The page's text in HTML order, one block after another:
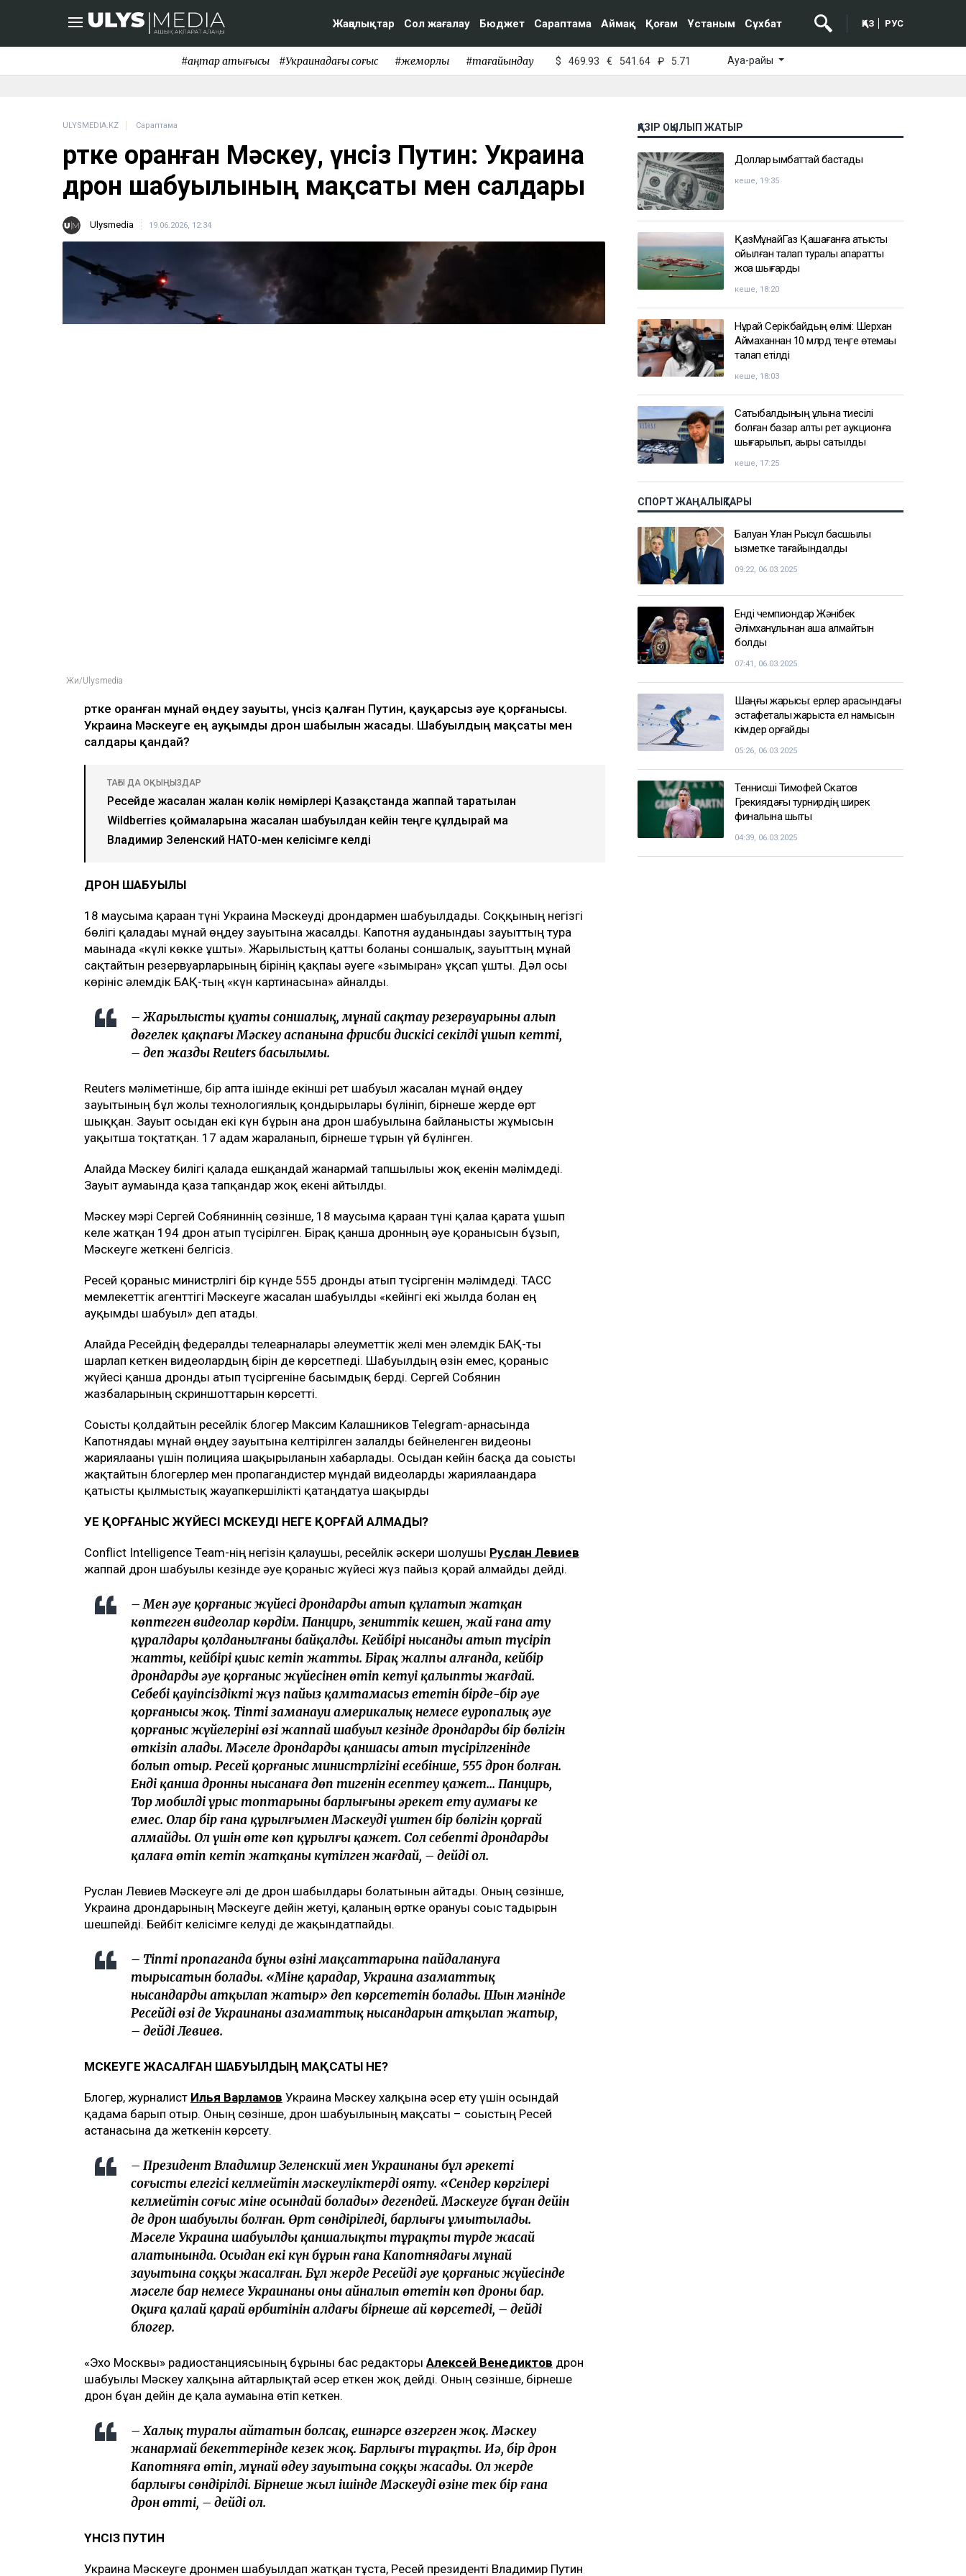
Жаңалықтар Сол жағалау Бюджет Сараптама Аймақ Қоғам Ұстаным Сұхбат ҚАЗ РУС
#қаңтар қақтығысы #Украинадағы соғыс #жемқорлық #тағайындау $ 469.93 € 541.64 ₽ 5.71 Ауа-райы
ULYSMEDIA.KZ Сараптама
Өртке оранған Мәскеу, үнсіз Путин: Украина
дрон шабуылының мақсаты мен салдары
Ulysmedia 19.06.2026, 12:34
Жи/Ulysmedia
Өртке оранған мұнай өңдеу зауыты, үнсіз қалған Путин, қауқарсыз әуе қорғанысы.
Украина Мәскеуге ең ауқымды дрон шабылын жасады. Шабуылдың мақсаты мен
салдары қандай?
ТАҒЫ ДА ОҚЫҢЫЗДАР
Ресейде жасалған жалған көлік нөмірлері Қазақстанда жаппай таратылған
Wildberries қоймаларына жасалған шабуылдан кейін теңге құлдырай ма
Владимир Зеленский НАТО-мен келісімге келді
ДРОН ШАБУЫЛЫ
18 маусымға қараған түні Украина Мәскеуді дрондармен шабуылдады. Соққының негізгі
бөлігі қаладағы мұнай өңдеу зауытына жасалды. Капотня ауданындағы зауыттың тура
мағынада «күлі көкке ұшты». Жарылыстың қатты болғаны соншалық, зауыттың мұнай
сақтайтын резервуарларының бірінің қақпағы әуеге «зымыран» ұқсап ұшты. Дәл осы
көрініс әлемдік БАҚ-тың «күн картинасына» айналды.
– Жарылыстың қуаты соншалық, мұнай сақтау резервуарының алып
дөңгелек қақпағы Мәскеу аспанына фрисби дискісі секілді ұшып кетті,
– деп жазды Reuters басылымы.
Reuters мәліметінше, бір апта ішінде екінші рет шабуыл жасалған мұнай өңдеу
зауытының бұл жолы технологиялық қондырғылары бүлініп, бірнеше жерде өрт
шыққан. Зауыт осыдан екі күн бұрын ғана дрон шабуылына байланысты жұмысын
уақытша тоқтатқан. 17 адам жараланып, бірнеше тұрғын үй бүлінген.
Алайда Мәскеу билігі қалада ешқандай жанармай тапшылығы жоқ екенін мәлімдеді.
Зауыт аумағында қаза тапқандар жоқ екені айтылды.
Мәскеу мэрі Сергей Собяниннің сөзінше, 18 маусымға қараған түні қалаға қарата ұшып
келе жатқан 194 дрон атып түсірілген. Бірақ қанша дронның әуе қорғанысын бұзып,
Мәскеуге жеткені белгісіз.
Ресей қорғаныс министрлігі бір күнде 555 дронды атып түсіргенін мәлімдеді. ТАСС
мемлекеттік агенттігі Мәскеуге жасалған шабуылды «кейінгі екі жылда болған ең
ауқымды шабуыл» деп атады.
Алайда Ресейдің федералды телеарналары әлеуметтік желі мен әлемдік БАҚ-ты
шарлап кеткен видеолардың бірін де көрсетпеді. Шабуылдың өзін емес, қорғаныс
жүйесі қанша дронды атып түсіргеніне басымдық берді. Сергей Собянин
жазбаларының скриншоттарын көрсетті.
Соғысты қолдайтын ресейлік блогер Максим Калашников Telegram-арнасында
Капотнядағы мұнай өңдеу зауытына келтірілген залалды бейнеленген видеоны
жариялағаны үшін полицияға шақырылғанын хабарлады. Осыдан кейін басқа да соғысты
жақтайтын блогерлер мен пропагандистер мұндай видеоларды жариялағандарға
қатысты қылмыстық жауапкершілікті қатаңдатуға шақырды
ӘУЕ ҚОРҒАНЫС ЖҮЙЕСІ МӘСКЕУДІ НЕГЕ ҚОРҒАЙ АЛМАДЫ?
Conflict Intelligence Team-нің негізін қалаушы, ресейлік әскери шолушы Руслан Левиев
жаппай дрон шабуылы кезінде әуе қорғаныс жүйесі жүз пайыз қорғай алмайды дейді.
– Мен әуе қорғаныс жүйесі дрондарды атып құлатып жатқан
көптеген видеолар көрдім. Панцирь, зениттік кешен, жай ғана ату
құралдары қолданылғаны байқалды. Кейбірі нысанды атып түсіріп
жатты, кейбірі қиыс кетіп жатты. Бірақ жалпы алғанда, кейбір
дрондардың әуе қорғаныс жүйесінен өтіп кетуі қалыпты жағдай.
Себебі қауіпсіздікті жүз пайыз қамтамасыз ететін бірде-бір әуе
қорғанысы жоқ. Тіпті заманауи америкалық немесе еуропалық әуе
қорғаныс жүйелерінің өзі жаппай шабуыл кезінде дрондардың бір бөлігін
өткізіп алады. Мәселе дрондардың қаншасы атып түсірілгенінде
болып отыр. Ресей қорғаныс министрлігінің есебінше, 555 дрон болған.
Енді қанша дронның нысанаға дөп тигенін есептеу қажет... Панцирь,
Тор мобилді ұрыс топтарының барлығының әрекет ету аумағы кең
емес. Олар бір ғана құрылғымен Мәскеудің үштен бір бөлігін қорғай
алмайды. Ол үшін өте көп құрылғы қажет. Сол себепті дрондардың
қалаға өтіп кетіп жатқаны күтілген жағдай, – дейді ол.
Руслан Левиев Мәскеуге әлі де дрон шабылдары болатынын айтады. Оның сөзінше,
Украина дрондарының Мәскеуге дейін жетуі, қаланың өртке орануы соғыс тағдырын
шешпейді. Бейбіт келісімге келуді де жақындатпайды.
– Тіпті пропаганда бұны өзінің мақсаттарына пайдалануға
тырысатын болады. «Міне қараңдар, Украина азаматтық
нысандарды атқылап жатыр» деп көрсететін болады. Шын мәнінде
Ресейдің өзі де Украинаның азаматтық нысандарын атқылап жатыр,
– дейді Левиев.
МӘСКЕУГЕ ЖАСАЛҒАН ШАБУЫЛДЫҢ МАҚСАТЫ НЕ?
Блогер, журналист Илья Варламов Украина Мәскеу халқына әсер ету үшін осындай
қадамға барып отыр. Оның сөзінше, дрон шабуылының мақсаты – соғыстың Ресей
астанасына да жеткенін көрсету.
– Президент Владимир Зеленский мен Украинаның бұл әрекеті
соғысты елегісі келмейтін мәскеуліктерді ояту. «Сендер көргілерің
келмейтін соғыс міне осындай болады» дегендей. Мәскеуге бұған дейін
де дрон шабуылы болған. Өрт сөндіріледі, барлығы ұмытылады.
Мәселе Украина шабуылды қаншалықты тұрақты түрде жасай
алатынында. Осыдан екі күн бұрын ғана Капотнядағы мұнай
зауытына соққы жасалған. Бұл жерде Ресейдің әуе қорғаныс жүйесінде
мәселе бар немесе Украинаның оны айналып өтетін көп дроны бар.
Оқиға қалай қарай өрбитінін алдағы бірнеше ай көрсетеді, – дейді
блогер.
«Эхо Москвы» радиостанциясының бұрынғы бас редакторы Алексей Венедиктов дрон
шабуылы Мәскеу халқына айтарлықтай әсер еткен жоқ дейді. Оның сөзінше, бірнеше
дрон бұған дейін де қала аумағына өтіп кеткен.
– Халық туралы айтатын болсақ, ешнәрсе өзгерген жоқ. Мәскеу
жанармай бекеттерінде кезек жоқ. Барлығы тұрақты. Иә, бір дрон
Капотняға өтіп, мұнай өңдеу зауытына соққы жасады. Ол жерде
барлығы сөндірілді. Бірнеше жыл ішінде Мәскеудің өзіне тек бір ғана
дрон өтті, – дейді ол.
ҮНСІЗ ПУТИН
Украина Мәскеуге дронмен шабуылдап жатқан тұста, Ресей президенті Владимир Путин
ҚАЗІР ОҚЫЛЫП ЖАТЫР
Доллар қымбаттай бастады
кеше, 19:35
ҚазМұнайГаз Қашағанға қатысты
қойылған талап туралы ақпаратты
жоққа шығарды
кеше, 18:20
Нұрай Серікбайдың өлімі: Шерхан
Аймаханнан 10 млрд теңге өтемақы
талап етілді
кеше, 18:03
Сатыбалдының ұлына тиесілі
болған базар алты рет аукционға
шығарылып, ақыры сатылды
кеше, 17:25
СПОРТ ЖАҢАЛЫҚТАРЫ
Балуан Ұлан Рысқұл басшылық
қызметке тағайындалды
09:22, 06.03.2025
Енді чемпиондар Жәнібек
Әлімханұлынан қаша алмайтын
болды
07:41, 06.03.2025
Шаңғы жарысы: ерлер арасындағы
эстафеталық жарыста ел намысын
кімдер қорғайды
05:26, 06.03.2025
Теннисші Тимофей Скатов
Грекиядағы турнирдің ширек
финалына шықты
04:39, 06.03.2025